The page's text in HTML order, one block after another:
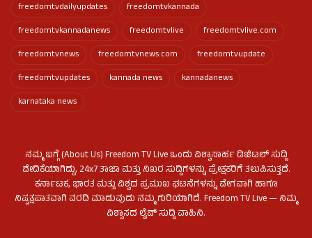
freedomtvdailyupdates
freedomtvkannada
freedomtvkannadanews
freedomtvlive
freedomtvlive.com
freedomtvnews
freedomtvnews.com
freedomtvupdate
freedomtvupdates
kannada news
kannadanews
karnataka news
ನಮ್ಮ ಬಗ್ಗೆ (About Us) Freedom TV Live ಒಂದು ವಿಶ್ವಾಸಾರ್ಹ ಡಿಜಿಟಲ್ ಸುದ್ದಿ
ವೇದಿಕೆಯಾಗಿದ್ದು, 24x7 ತಾಜಾ ಮತ್ತು ನಿಖರ ಸುದ್ದಿಗಳನ್ನು ಪ್ರೇಕ್ಷಕರಿಗೆ ತಲುಪಿಸುತ್ತದೆ.
ಕರ್ನಾಟಕ, ಭಾರತ ಮತ್ತು ವಿಶ್ವದ ಪ್ರಮುಖ ಘಟನೆಗಳನ್ನು ವೇಗವಾಗಿ ಹಾಗೂ
ನಿಷ್ಪಕ್ಷಪಾತವಾಗಿ ವರದಿ ಮಾಡುವುದು ನಮ್ಮ ಗುರಿಯಾಗಿದೆ. Freedom TV Live — ನಿಮ್ಮ
ವಿಶ್ವಾಸದ ಲೈವ್ ಸುದ್ದಿ ವಾಹಿನಿ.